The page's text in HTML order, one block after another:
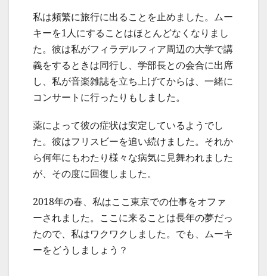
私は頻繁に旅行に出ることを止めました。ムー
キーを1人にすることはほとんどなくなりまし
た。彼は私がフィラデルフィア周辺の大学で講
義をするときは同行し、学部長との会合に出席
し、私が音楽雑誌を立ち上げてからは、一緒に
コンサートに行ったりもしました。
薬によって彼の症状は安定しているようでし
た。彼はフリスビーを追い続けました。それか
ら何年にもわたり様々な病気に見舞われました
が、その度に回復しました。
2018年の春、私はここ東京での仕事をオファ
ーされました。ここに来ることは長年の夢だっ
たので、私はワクワクしました。でも、ムーキ
ーをどうしましょう？